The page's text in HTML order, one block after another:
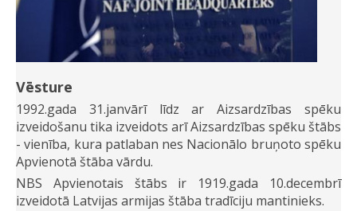
Vēsture
1992.gada 31.janvārī līdz ar Aizsardzības spēku
izveidošanu tika izveidots arī Aizsardzības spēku štābs
- vienība, kura patlaban nes Nacionālo bruņoto spēku
Apvienotā štāba vārdu.
NBS Apvienotais štābs ir 1919.gada 10.decembrī
izveidotā Latvijas armijas štāba tradīciju mantinieks.